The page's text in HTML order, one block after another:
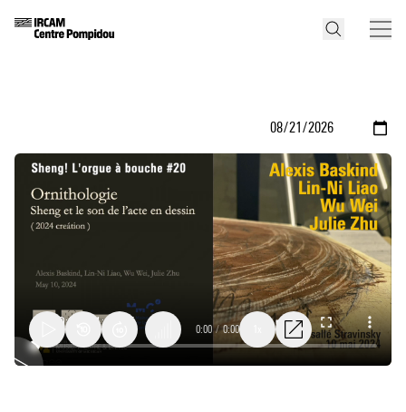
0:00 / 0:00